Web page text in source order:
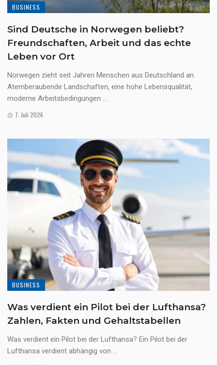
BUSINESS
Sind Deutsche in Norwegen beliebt?
Freundschaften, Arbeit und das echte
Leben vor Ort
Norwegen zieht seit Jahren Menschen aus Deutschland an.
Atemberaubende Landschaften, eine hohe Lebensqualität,
moderne Arbeitsbedingungen ...
7. Juli 2026
BUSINESS
Was verdient ein Pilot bei der Lufthansa?
Zahlen, Fakten und Gehaltstabellen
Was verdient ein Pilot bei der Lufthansa? Ein Pilot bei der
Lufthansa verdient abhängig von ...